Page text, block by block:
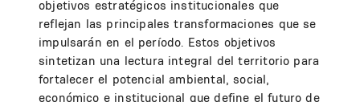
objetivos estratégicos institucionales que
reflejan las principales transformaciones que se
impulsarán en el período. Estos objetivos
sintetizan una lectura integral del territorio para
fortalecer el potencial ambiental, social,
económico e institucional que define el futuro de